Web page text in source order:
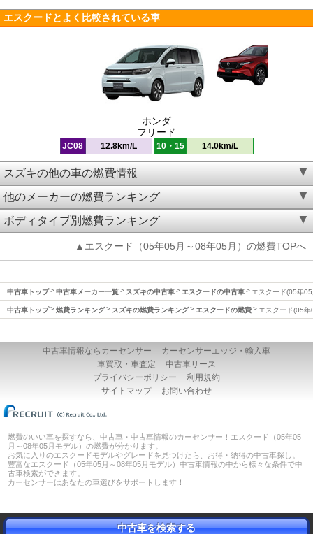
エスクードとよく比較されている車
ホンダ
フリード
JC08 12.8km/L 10・15 14.0km/L
スズキの他の車の燃費情報
他のメーカーの燃費ランキング
ボディタイプ別燃費ランキング
▲エスクード（05年05月～08年05月）の燃費TOPへ
中古車トップ 中古車メーカー一覧 スズキの中古車 エスクードの中古車 エスクード(05年
中古車トップ 燃費ランキング スズキの燃費ランキング エスクードの燃費 エスクード(05
中古車情報ならカーセンサー
カーセンサーエッジ・輸入車
車買取・車査定
中古車リース
プライバシーポリシー
利用規約
サイトマップ
お問い合わせ
燃費のいい車を探すなら、中古車・中古車情報のカーセンサー！エスクード（05年05
月～08年05月モデル）の燃費が分かります。
お気に入りのエスクードモデルやグレードを見つけたら、お得・納得の中古車探し。
豊富なエスクード（05年05月～08年05月モデル）中古車情報の中から様々な条件で中
古車検索ができます。
カーセンサーはあなたの車選びをサポートします！
中古車を検索する